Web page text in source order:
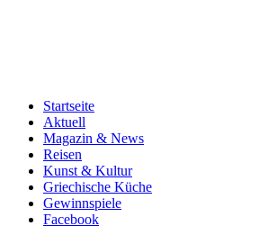
Startseite
Aktuell
Magazin & News
Reisen
Kunst & Kultur
Griechische Küche
Gewinnspiele
Facebook